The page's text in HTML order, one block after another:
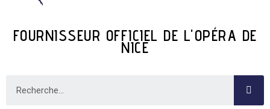
FOURNISSEUR OFFICIEL DE L'OPÉRA DE
NICE